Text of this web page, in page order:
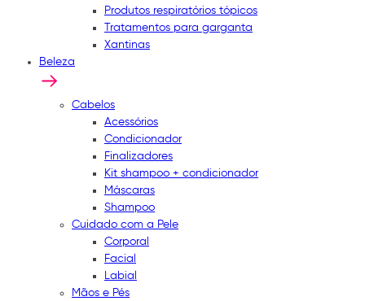
Produtos respiratórios tópicos
Tratamentos para garganta
Xantinas
Beleza
Cabelos
Acessórios
Condicionador
Finalizadores
Kit shampoo + condicionador
Máscaras
Shampoo
Cuidado com a Pele
Corporal
Facial
Labial
Mãos e Pés